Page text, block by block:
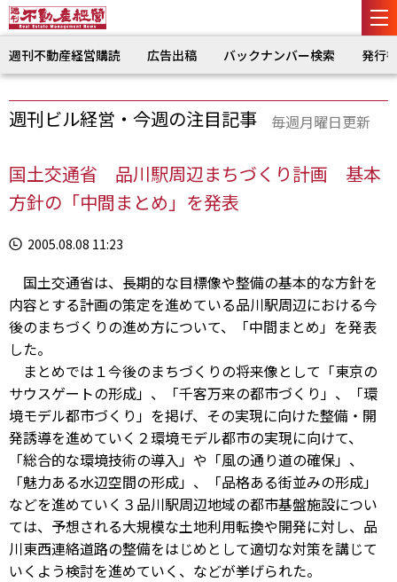
週刊不動産経営購読 広告出稿 バックナンバー検索 発行
週刊ビル経営・今週の注目記事 毎週月曜日更新
国土交通省 品川駅周辺まちづくり計画 基本
方針の「中間まとめ」を発表
2005.08.08 11:23
国土交通省は、長期的な目標像や整備の基本的な方針を
内容とする計画の策定を進めている品川駅周辺における今
後のまちづくりの進め方について、「中間まとめ」を発表
した。
まとめでは１今後のまちづくりの将来像として「東京の
サウスゲートの形成」、「千客万来の都市づくり」、「環
境モデル都市づくり」を掲げ、その実現に向けた整備・開
発誘導を進めていく２環境モデル都市の実現に向けて、
「総合的な環境技術の導入」や「風の通り道の確保」、
「魅力ある水辺空間の形成」、「品格ある街並みの形成」
などを進めていく３品川駅周辺地域の都市基盤施設につい
ては、予想される大規模な土地利用転換や開発に対し、品
川東西連絡道路の整備をはじめとして適切な対策を講じて
いくよう検討を進めていく、などが挙げられた。